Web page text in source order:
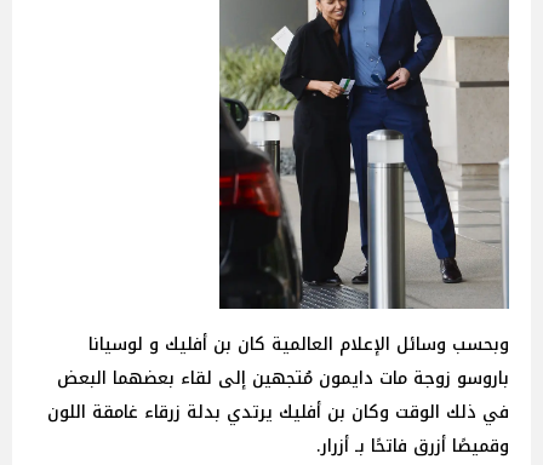
وبحسب وسائل الإعلام العالمية كان بن أفليك و لوسيانا
باروسو زوجة مات دايمون مُتجهين إلى لقاء بعضهما البعض
في ذلك الوقت وكان بن أفليك يرتدي بدلة زرقاء غامقة اللون
وقميصًا أزرق فاتحًا بـ أزرار.